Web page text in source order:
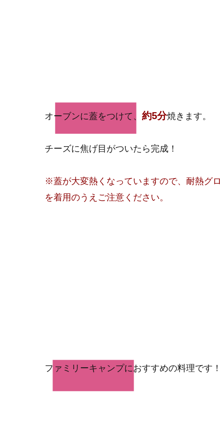
​オーブンに蓋をつけて、 約5分焼きます。
​チーズに焦げ目がついたら完成！
※蓋が大変熱くなっていますので、耐熱グ
を着用のうえご注意ください。
ファミリーキャンプにおすすめの料理です